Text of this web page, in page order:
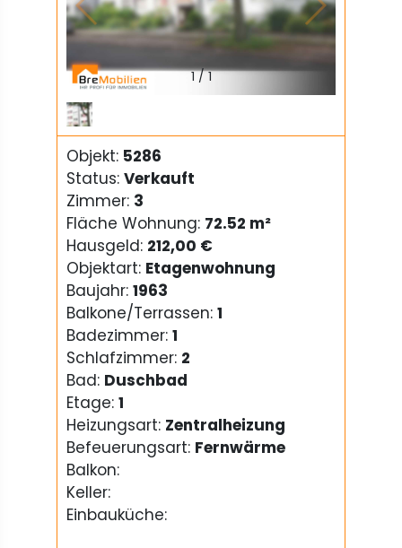
1/1
Objekt: 5286
Status: Verkauft
Zimmer: 3
Fläche Wohnung: 72.52 m²
Hausgeld: 212,00 €
Objektart: Etagenwohnung
Baujahr: 1963
Balkone/Terrassen: 1
Badezimmer: 1
Schlafzimmer: 2
Bad: Duschbad
Etage: 1
Heizungsart: Zentralheizung
Befeuerungsart: Fernwärme
Balkon:
Keller:
Einbauküche: